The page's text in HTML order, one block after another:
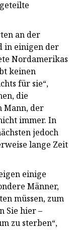
an der
in einigen der
Nordamerikas
keinen
für sie“,
die
Mann, der
immer. In
jedoch
lange Zeit
einige
Männer,
müssen, zum
Sie hier –
zu sterben“,